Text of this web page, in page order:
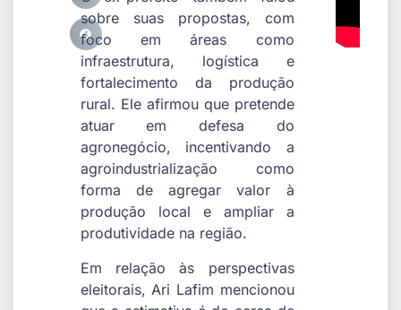
sobre suas propostas, com
foco em áreas como
infraestrutura, logística e
fortalecimento da produção
rural. Ele afirmou que pretende
atuar em defesa do
agronegócio, incentivando a
agroindustrialização como
forma de agregar valor à
produção local e ampliar a
produtividade na região.
Em relação às perspectivas
eleitorais, Ari Lafim mencionou